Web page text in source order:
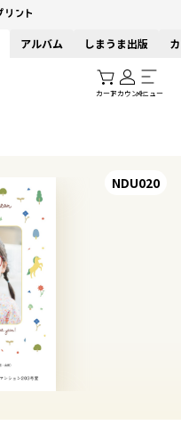
アルバム しまうま出版
カートアカウントメニュー
NDU020